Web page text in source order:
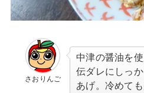
さおりんご
中津の醤油を
伝ダレにしっ
あげ。冷めて